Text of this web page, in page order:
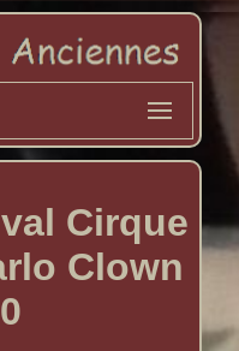
Cirque
Clown